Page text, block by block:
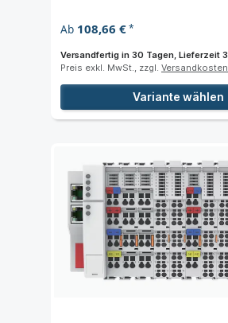
Ab 108,66 €*
Versandfertig in 30 Tagen, Lieferzeit
Preis exkl. MwSt., zzgl. Versandkosten
Variante wählen